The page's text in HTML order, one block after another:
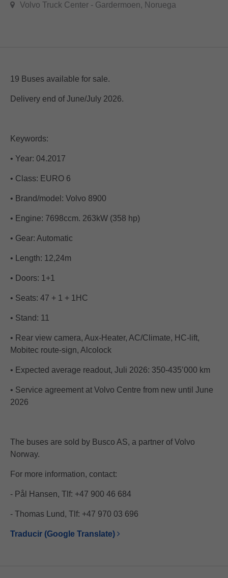
Volvo Truck Center - Gardermoen, Noruega
19 Buses available for sale.
Delivery end of June/July 2026.
Keywords:
• Year: 04.2017
• Class: EURO 6
• Brand/model: Volvo 8900
• Engine: 7698ccm. 263kW (358 hp)
• Gear: Automatic
• Length: 12,24m
• Doors: 1+1
• Seats: 47 + 1 + 1HC
• Stand: 11
• Rear view camera, Aux-Heater, AC/Climate, HC-lift,
Mobitec route-sign, Alcolock
• Expected average readout, Juli 2026: 350-435’000 km
• Service agreement at Volvo Centre from new until June
2026
The buses are sold by Busco AS, a partner of Volvo
Norway.
For more information, contact:
- Pål Hansen, Tlf: +47 900 46 684
- Thomas Lund, Tlf: +47 970 03 696
Traducir (Google Translate)